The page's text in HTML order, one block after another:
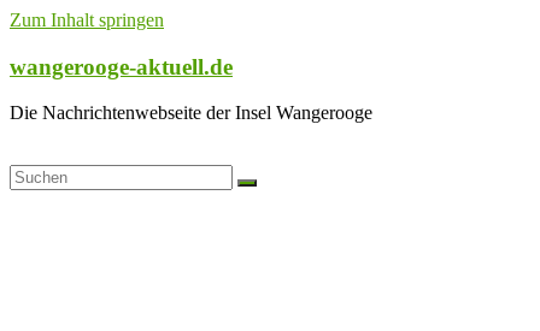
Zum Inhalt springen
wangerooge-aktuell.de
Die Nachrichtenwebseite der Insel Wangerooge